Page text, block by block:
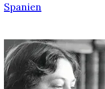
Spanien